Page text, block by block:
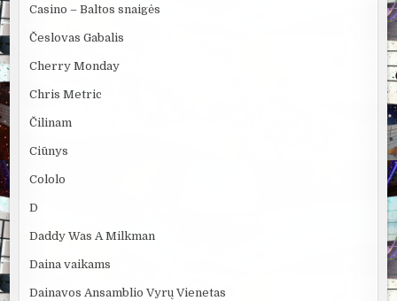
Casino – Baltos snaigės
Česlovas Gabalis
Cherry Monday
Chris Metric
Čilinam
Ciūnys
Cololo
D
Daddy Was A Milkman
Daina vaikams
Dainavos Ansamblio Vyrų Vienetas